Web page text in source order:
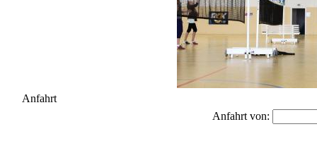
Anfahrt
Anfahrt von: